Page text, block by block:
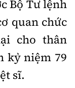
Bộ Tư lệnh
quan chức
cho thân
kỷ niệm 79
sĩ.